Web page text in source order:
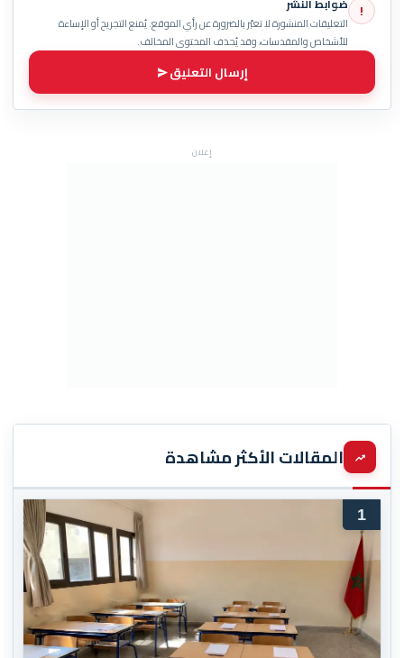
!
التعليقات المنشورة لا تعبّر بالضرورة عن رأي الموقع. يُمنع التجريح أو الإساءة
للأشخاص والمقدسات، وقد يُحذف المحتوى المخالف.
إرسال التعليق
إعلان
المقالات الأكثر مشاهدة
1